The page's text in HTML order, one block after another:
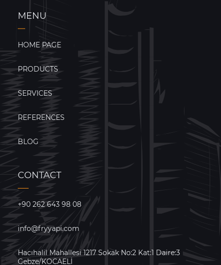
MENU
HOME PAGE
PRODUCTS
SERVICES
REFERENCES
BLOG
CONTACT
+90 262 643 98 08
info@fryyapi.com
Hacıhalil Mahallesi 1217 Sokak No:2 Kat:1 Daire:3
Gebze/KOCAELİ